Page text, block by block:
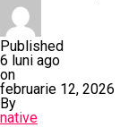
Published
6 luni ago
on
februarie 12, 2026
By
native